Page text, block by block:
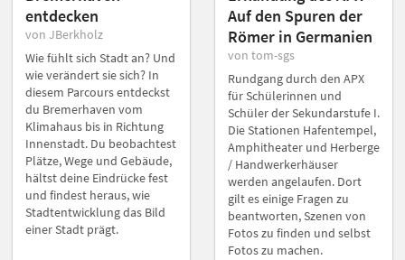
entdecken
von JBerkholz
Wie fühlt sich Stadt an? Und
wie verändert sie sich? In
diesem Parcours entdeckst
du Bremerhaven vom
Klimahaus bis in Richtung
Innenstadt. Du beobachtest
Plätze, Wege und Gebäude,
hältst deine Eindrücke fest
und findest heraus, wie
Stadtentwicklung das Bild
einer Stadt prägt.
Auf den Spuren der
Römer in Germanien
von tom-sgs
Rundgang durch den APX
für Schülerinnen und
Schüler der Sekundarstufe I.
Die Stationen Hafentempel,
Amphitheater und Herberge
/ Handwerkerhäuser
werden angelaufen. Dort
gilt es einige Fragen zu
beantworten, Szenen von
Fotos zu finden und selbst
Fotos zu machen.